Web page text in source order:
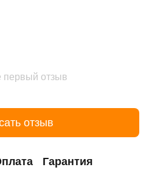
первый отзыв
отзыв
Гарантия